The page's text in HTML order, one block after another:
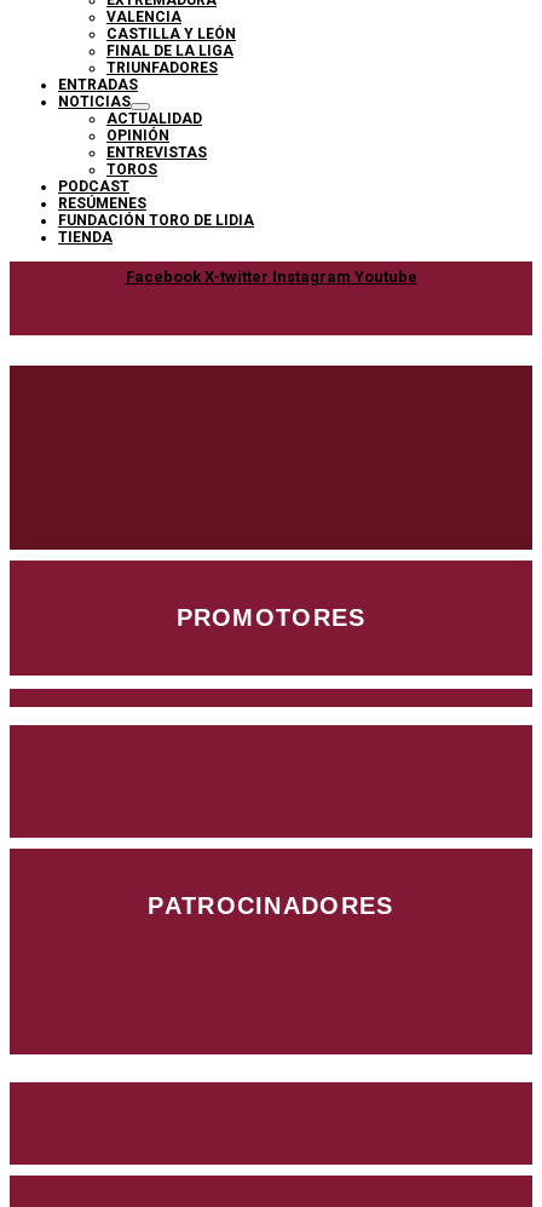
VALENCIA
CASTILLA Y LEÓN
FINAL DE LA LIGA
TRIUNFADORES
ENTRADAS
NOTICIAS
ACTUALIDAD
OPINIÓN
ENTREVISTAS
TOROS
PODCAST
RESÚMENES
FUNDACIÓN TORO DE LIDIA
TIENDA
Facebook X-twitter Instagram Youtube
PROMOTORES
PATROCINADORES